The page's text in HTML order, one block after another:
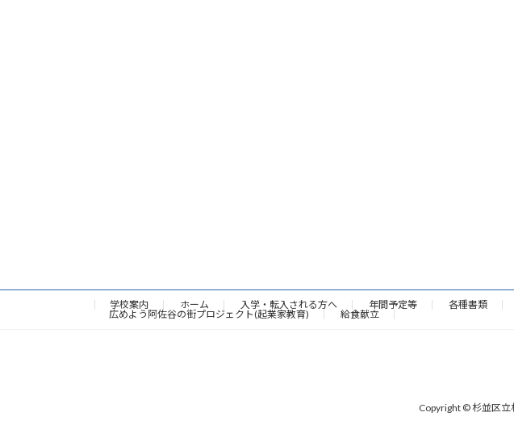
学校案内 ホーム 入学・転入される方へ 年間予定等 各種書類
広めよう阿佐谷の街プロジェクト(起業家教育)
給食献立
Copyright © 杉並区立